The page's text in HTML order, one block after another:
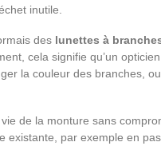
inutile.
des lunettes à
cela signifie qu’un
la couleur des branches,
de la monture sans
existante, par exemple en